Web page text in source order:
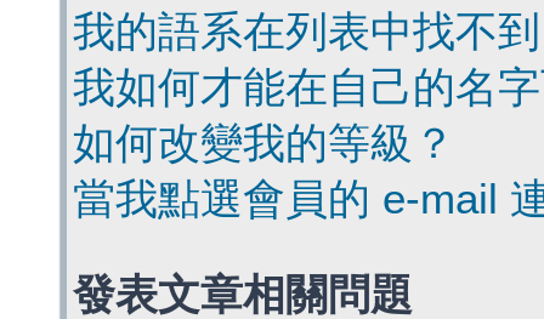
我的語系在列表中找不
我如何才能在自己的名
如何改變我的等級？
當我點選會員的 e-mail
發表文章相關問題